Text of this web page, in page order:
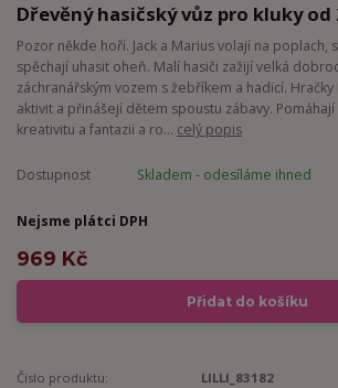
Dřevěný hasičský vůz pro kluky od
Pozor někde hoří. Jack a Marius volají na poplach,
spěchají uhasit oheň. Malí hasiči zažijí velká
záchranářským vozem s žebříkem a hadicí.
aktivit a přinášejí dětem spoustu zábavy.
kreativitu a fantazii a ro... celý popis
Dostupnost Skladem - odesíláme ihned
Nejsme plátci DPH
969 Kč
Přidat do košíku
Číslo produktu:
LILLI_83182